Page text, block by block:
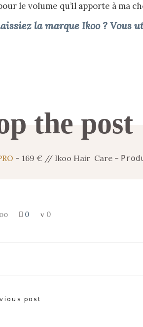
le volume qu’il apporte à ma
la marque Ikoo ? Vous
the post
– 169 € // Ikoo Hair Care –
0 0
post